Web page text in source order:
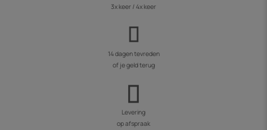
3x keer / 4x keer
14 dagen tevreden
of je geld terug
Levering
op afspraak